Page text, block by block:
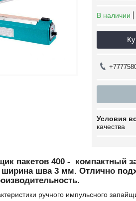
В наличии
качества
пакетов 400 - компактный
шва 3 мм. Отлично
ручного импульсного